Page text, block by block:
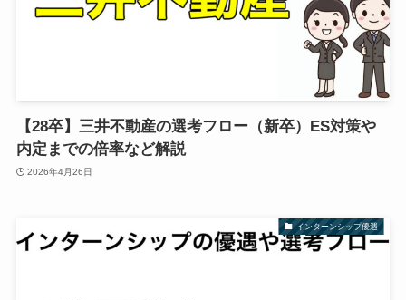
【28卒】三井不動産の選考フロー（新卒）ES対策や
内定までの倍率など解説
2026年4月26日
インターンシップ優遇